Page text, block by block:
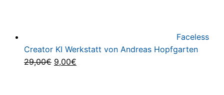
Faceless
Creator KI Werkstatt von Andreas Hopfgarten
29,00€ Ursprünglicher
9,00€